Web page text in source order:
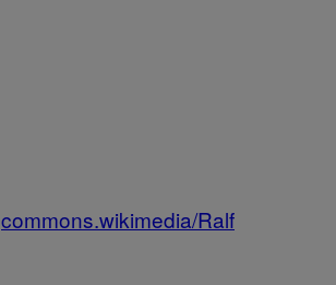
commons.wikimedia/Ralf